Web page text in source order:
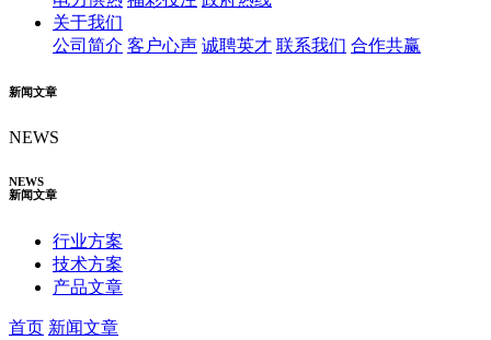
关于我们
公司简介 客户心声 诚聘英才 联系我们 合作共赢
新闻文章
NEWS
NEWS
新闻文章
行业方案
技术方案
产品文章
首页 新闻文章